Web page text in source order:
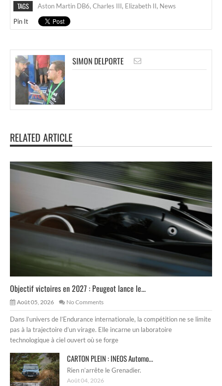
TAGS Aston Martin DB6, Charles III, Elizabeth II, News
Pin It
SIMON DELPORTE
RELATED ARTICLE
Objectif victoires en 2027 : Peugeot lance le...
Août 05, 2026 No Comments
Dans l’univers de l’Endurance internationale, la compétition ne se limite
pas à la trajectoire d’un virage. Elle incarne un laboratoire
technologique à ciel ouvert où se forge
CARTON PLEIN : INEOS Automo...
Rien n’arrête le Grenadier.
Août 04, 2026